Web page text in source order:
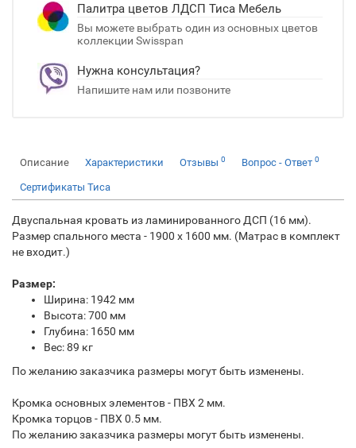
Палитра цветов ЛДСП Тиса Мебель
Вы можете выбрать один из основных цветов
коллекции Swisspan
Нужна консультация?
Напишите нам или позвоните
Описание Характеристики Отзывы 0 Вопрос - Ответ 0
Сертификаты Тиcа
Двуспальная кровать из ламинированного ДСП (16 мм).
Размер спального места - 1900 x 1600 мм. (Матрас в комплект
не входит.)
Размер:
Ширина: 1942 мм
Высота: 700 мм
Глубина: 1650 мм
Вес: 89 кг
По желанию заказчика размеры могут быть изменены.
Кромка основных элементов - ПВХ 2 мм.
Кромка торцов - ПВХ 0.5 мм.
По желанию заказчика размеры могут быть изменены.